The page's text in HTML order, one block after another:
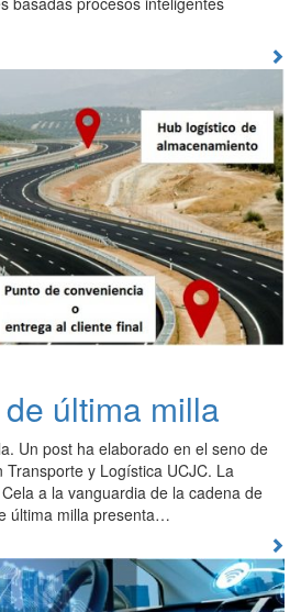
última milla
Un post ha elaborado en el seno de
y Logística UCJC. La
a la vanguardia de la cadena de
última milla presenta…